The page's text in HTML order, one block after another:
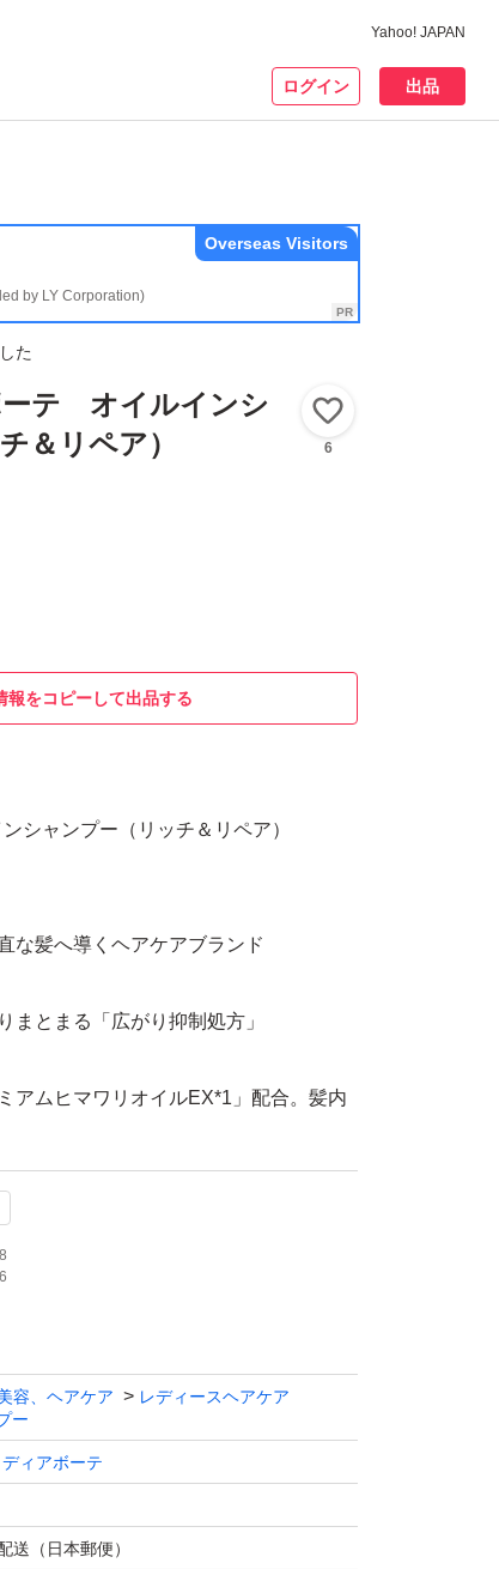
Yahoo! JAPAN
ログイン 出品
by LY Corporation)
Overseas Visitors
た
テ オイルインシ
＆リペア）
6
報をコピーして出品する
シャンプー（リッチ＆リペア）
な髪へ導くヘアケアブランド
まとまる「広がり抑制処方」
アムヒマワリオイルEX*1」配合。髪内
外側のキューティクルのはがれをコー
ジー」で、髪ゆがみの原因を髪の内部
ます。
＆うねりコントロールで、髪の外側を
シングなどの日常の髪のひっぱりによ
容、ヘアケア
レディースヘアケア
ー
ディアボーテ
送（日本郵便）